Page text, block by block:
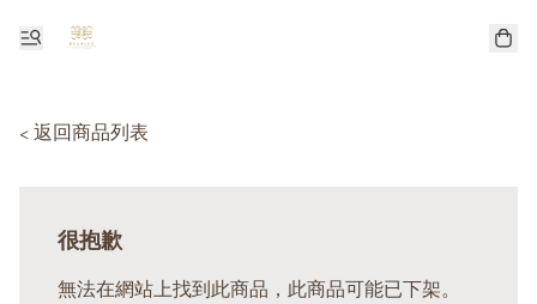
< 返回商品列表
很抱歉
無法在網站上找到此商品，此商品可能已下架。